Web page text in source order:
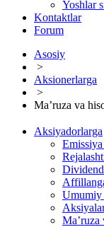
Yoshlar
Kontaktlar
Forum
Asosiy
>
Aksionerlarga
>
Ma’ruza va
Aksiyadorlarga
Ma’ruza